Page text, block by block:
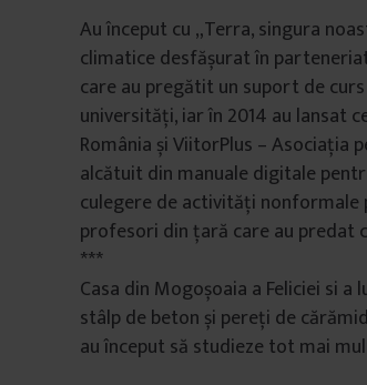
Au început cu „Terra, singura
climatice desfășurat în
care au pregătit un suport de
universități, iar în 2014 au lansat
România și ViitorPlus – Asociația
alcătuit din manuale digitale
culegere de activități
profesori din țară care au predat
***
Casa din Mogoșoaia a Feliciei si
stâlp de beton și pereți de
au început să studieze tot mai